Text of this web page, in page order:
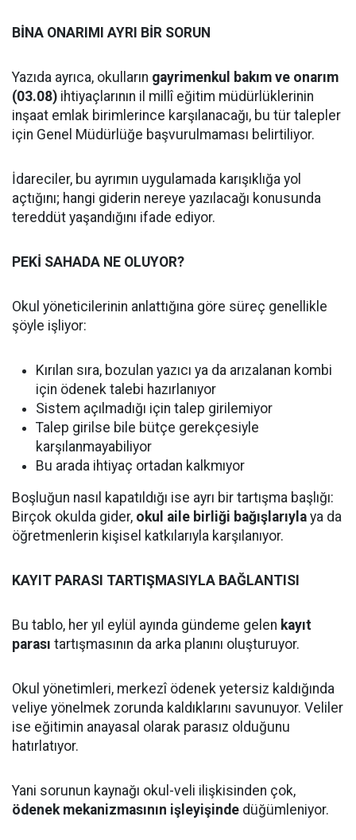
BİNA ONARIMI AYRI BİR SORUN
Yazıda ayrıca, okulların gayrimenkul bakım ve onarım
(03.08) ihtiyaçlarının il millî eğitim müdürlüklerinin
inşaat emlak birimlerince karşılanacağı, bu tür talepler
için Genel Müdürlüğe başvurulmaması belirtiliyor.
İdareciler, bu ayrımın uygulamada karışıklığa yol
açtığını; hangi giderin nereye yazılacağı konusunda
tereddüt yaşandığını ifade ediyor.
PEKİ SAHADA NE OLUYOR?
Okul yöneticilerinin anlattığına göre süreç genellikle
şöyle işliyor:
Kırılan sıra, bozulan yazıcı ya da arızalanan kombi
için ödenek talebi hazırlanıyor
Sistem açılmadığı için talep girilemiyor
Talep girilse bile bütçe gerekçesiyle
karşılanmayabiliyor
Bu arada ihtiyaç ortadan kalkmıyor
Boşluğun nasıl kapatıldığı ise ayrı bir tartışma başlığı:
Birçok okulda gider, okul aile birliği bağışlarıyla ya da
öğretmenlerin kişisel katkılarıyla karşılanıyor.
KAYIT PARASI TARTIŞMASIYLA BAĞLANTISI
Bu tablo, her yıl eylül ayında gündeme gelen kayıt
parası tartışmasının da arka planını oluşturuyor.
Okul yönetimleri, merkezî ödenek yetersiz kaldığında
veliye yönelmek zorunda kaldıklarını savunuyor. Veliler
ise eğitimin anayasal olarak parasız olduğunu
hatırlatıyor.
Yani sorunun kaynağı okul-veli ilişkisinden çok,
ödenek mekanizmasının işleyişinde düğümleniyor.